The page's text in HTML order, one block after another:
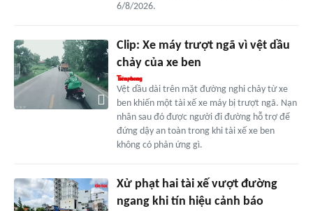
6/8/2026.
Clip: Xe máy trượt ngã vì vệt dầu
chảy của xe ben
Vệt dầu dài trên mặt đường nghi chảy từ xe
ben khiến một tài xế xe máy bị trượt ngã. Nạn
nhân sau đó được người đi đường hỗ trợ để
đứng dậy an toàn trong khi tài xế xe ben
không có phản ứng gì.
Xử phạt hai tài xế vượt đường
ngang khi tín hiệu cảnh báo